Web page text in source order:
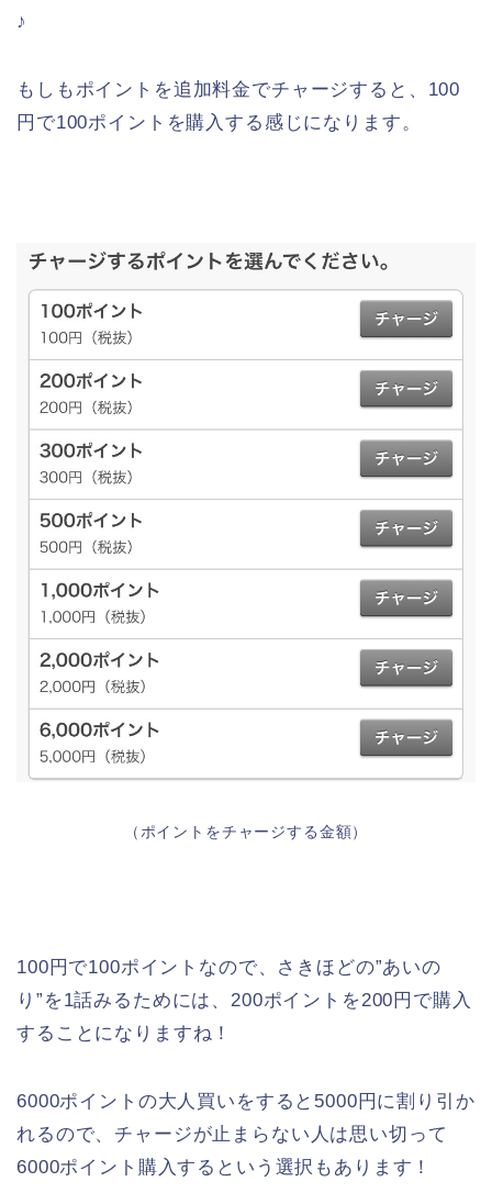
♪
もしもポイントを追加料金でチャージすると、100
円で100ポイントを購入する感じになります。
（ポイントをチャージする金額）
100円で100ポイントなので、さきほどの”あいの
り”を1話みるためには、200ポイントを200円で購入
することになりますね！
6000ポイントの大人買いをすると5000円に割り引か
れるので、チャージが止まらない人は思い切って
6000ポイント購入するという選択もあります！